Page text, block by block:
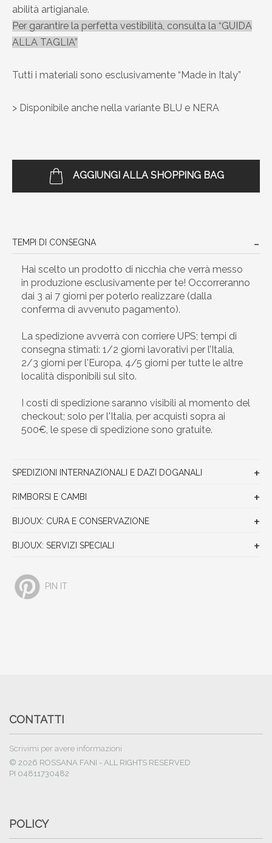
abilità artigianale.
Per garantire la perfetta vestibilità, consulta la “GUIDA
ALLA TAGLIA”
Tutti i materiali sono esclusivamente “Made in Italy”
> Disponibile anche nella variante BLU e NERA
AGGIUNGI ALLA SHOPPING BAG
TEMPI DI CONSEGNA
Hai scelto un prodotto di nicchia che verrà messo
in produzione esclusivamente per te! Occorreranno
dai 3 ai 7 giorni per poterlo realizzare (dalla
conferma di avvenuto pagamento).
La spedizione avverrà con corriere UPS; tempi di
consegna stimati: 1/2 giorni lavorativi per l’Italia,
2/3 giorni per l'Europa, 4/5 giorni per tutte le altre
località disponibili sul sito.
I costi di spedizione saranno visibili al momento del
checkout; solo per l'Italia, per acquisti sopra ai
500€, le spese di spedizione sono gratuite.
SPEDIZIONI INTERNAZIONALI E DAZI DOGANALI
RIMBORSI E CAMBI
BIJOUX: CURA E CONSERVAZIONE
BIJOUX: SERVIZI SPECIALI
PIN IT
CONTATTI
Scrivimi per avere informazioni
© 2026 ROSSANA FANI - ALL RIGHTS RESERVED
PI 04811730482
POLICY